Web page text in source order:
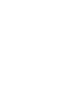
z Grand Cru
a...